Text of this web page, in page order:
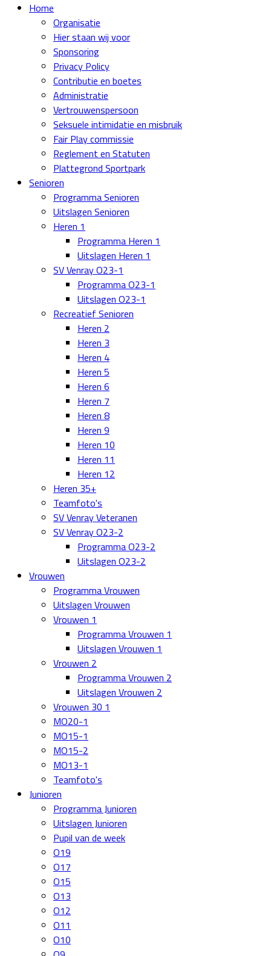
Home
Organisatie
Hier staan wij voor
Sponsoring
Privacy Policy
Contributie en boetes
Administratie
Vertrouwenspersoon
Seksuele intimidatie en misbruik
Fair Play commissie
Reglement en Statuten
Plattegrond Sportpark
Senioren
Programma Senioren
Uitslagen Senioren
Heren 1
Programma Heren 1
Uitslagen Heren 1
SV Venray O23-1
Programma O23-1
Uitslagen O23-1
Recreatief Senioren
Heren 2
Heren 3
Heren 4
Heren 5
Heren 6
Heren 7
Heren 8
Heren 9
Heren 10
Heren 11
Heren 12
Heren 35+
Teamfoto's
SV Venray Veteranen
SV Venray O23-2
Programma O23-2
Uitslagen O23-2
Vrouwen
Programma Vrouwen
Uitslagen Vrouwen
Vrouwen 1
Programma Vrouwen 1
Uitslagen Vrouwen 1
Vrouwen 2
Programma Vrouwen 2
Uitslagen Vrouwen 2
Vrouwen 30 1
MO20-1
MO15-1
MO15-2
MO13-1
Teamfoto's
Junioren
Programma Junioren
Uitslagen Junioren
Pupil van de week
O19
O17
O15
O13
O12
O11
O10